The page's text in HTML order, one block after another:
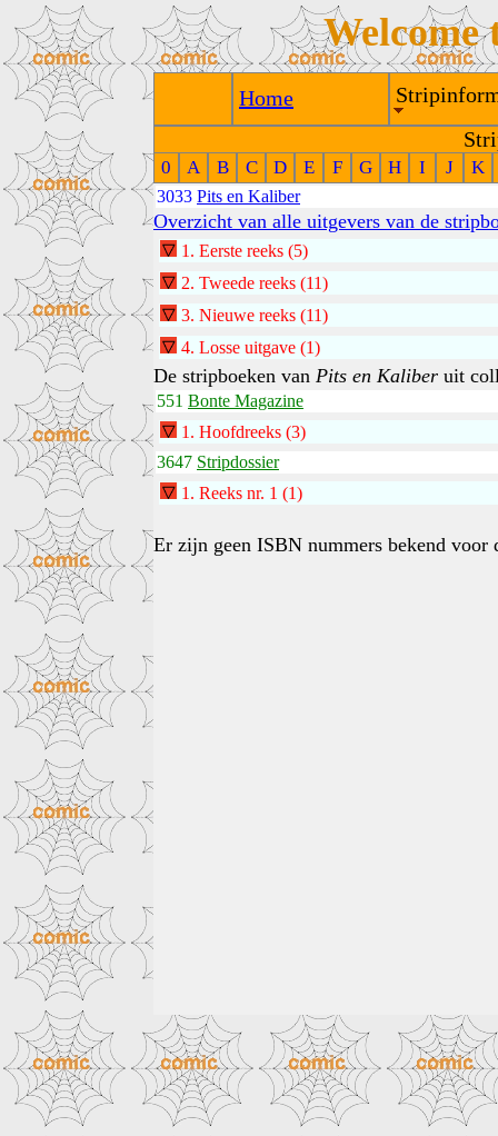
Welcome
Home
0 A B C D E F G H I J K
3033 Pits en Kaliber
Overzicht van alle uitgevers van de
1 . Eerste reeks (5)
2. Tweede reeks (11)
3. Nieuwe reeks (11)
4. Losse uitgave (1)
De stripboeken van Pits en Kaliber uit
551 Bonte Magazine
1. Hoofdreeks (3)
3647 Stripdossier
1. Reeks nr. 1 (1)
Er zijn geen ISBN nummers bekend voor